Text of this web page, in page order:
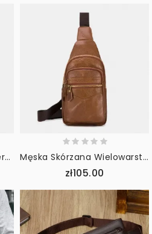
Męska Torba Na Klatkę Piersiową Oxford O Dużej Pojemności Z Wieloma Kieszeniami Torba Na Ramię Crossbody Męska Skórzana Wielowarstwowa Wodoodporna Torba Na Co Dzień Crossbody Torba Na Klatkę Piersiową Torba Na Ramię
zł105.00